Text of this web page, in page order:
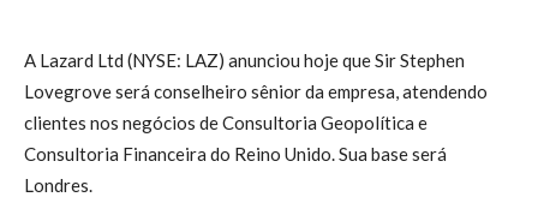
A Lazard Ltd (NYSE: LAZ) anunciou hoje que Sir Stephen
Lovegrove será conselheiro sênior da empresa, atendendo
clientes nos negócios de Consultoria Geopolítica e
Consultoria Financeira do Reino Unido. Sua base será
Londres.